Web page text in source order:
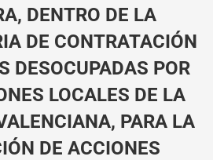
DENTRO DE LA
DE CONTRATACIÓN
DESOCUPADAS POR
LOCALES DE LA
PARA LA
DE ACCIONES